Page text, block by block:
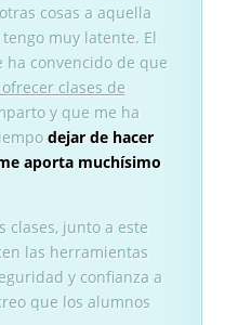
cosas a aquella
muy latente. El
ha convencido de que
clases de
y que me ha
dejar de hacer
aporta muchísimo
clases, junto a este
las herramientas
y confianza a
que los alumnos